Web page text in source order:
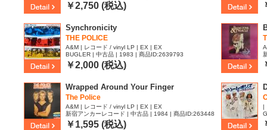
￥2,750 (税込)
Synchronicity
THE POLICE
A&M | レコード / vinyl LP | EX | EX
BUGLER | 中古品 | 1983 | 商品ID:2639793
￥2,000 (税込)
0
Wrapped Around Your Finger
The Police
A&M | レコード / vinyl LP | EX | EX
新宿アンカーレコード | 中古品 | 1984 | 商品ID:263448
3￥1,595 (税込)
|
|